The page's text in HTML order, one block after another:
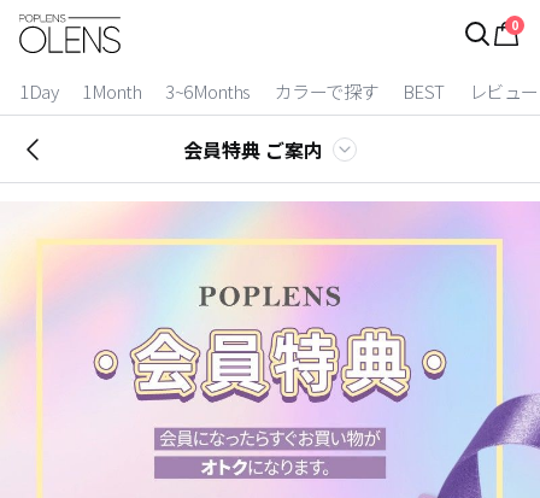
0
1Day 1Month 3~6Months カラーで探す BEST レビュー
ログイン
カラコン比較
今月限定特典
ベスト
装着期間
2 Weeks
3~6 Months
よりどりキット
会員特典 ご案内